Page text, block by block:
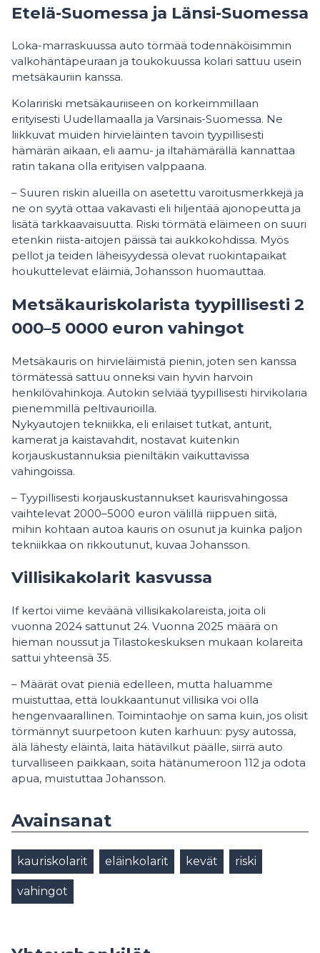
Etelä-Suomessa ja Länsi-Suomessa
Loka-marraskuussa auto törmää todennäköisimmin
valkohäntäpeuraan ja toukokuussa kolari sattuu usein
metsäkauriin kanssa.
Kolaririski metsäkauriiseen on korkeimmillaan
erityisesti Uudellamaalla ja Varsinais-Suomessa. Ne
liikkuvat muiden hirvieläinten tavoin tyypillisesti
hämärän aikaan, eli aamu- ja iltahämärällä kannattaa
ratin takana olla erityisen valppaana.
– Suuren riskin alueilla on asetettu varoitusmerkkejä ja
ne on syytä ottaa vakavasti eli hiljentää ajonopeutta ja
lisätä tarkkaavaisuutta. Riski törmätä eläimeen on suuri
etenkin riista-aitojen päissä tai aukkokohdissa. Myös
pellot ja teiden läheisyydessä olevat ruokintapaikat
houkuttelevat eläimiä, Johansson huomauttaa.
Metsäkauriskolarista tyypillisesti 2
000–5 0000 euron vahingot
Metsäkauris on hirvieläimistä pienin, joten sen kanssa
törmätessä sattuu onneksi vain hyvin harvoin
henkilövahinkoja. Autokin selviää tyypillisesti hirvikolaria
pienemmillä peltivaurioilla.
Nykyautojen tekniikka, eli erilaiset tutkat, anturit,
kamerat ja kaistavahdit, nostavat kuitenkin
korjauskustannuksia pieniltäkin vaikuttavissa
vahingoissa.
– Tyypillisesti korjauskustannukset kaurisvahingossa
vaihtelevat 2000–5000 euron välillä riippuen siitä,
mihin kohtaan autoa kauris on osunut ja kuinka paljon
tekniikkaa on rikkoutunut, kuvaa Johansson.
Villisikakolarit kasvussa
If kertoi viime keväänä villisikakolareista, joita oli
vuonna 2024 sattunut 24. Vuonna 2025 määrä on
hieman noussut ja Tilastokeskuksen mukaan kolareita
sattui yhteensä 35.
– Määrät ovat pieniä edelleen, mutta haluamme
muistuttaa, että loukkaantunut villisika voi olla
hengenvaarallinen. Toimintaohje on sama kuin, jos olisit
törmännyt suurpetoon kuten karhuun: pysy autossa,
älä lähesty eläintä, laita hätävilkut päälle, siirrä auto
turvalliseen paikkaan, soita hätänumeroon 112 ja odota
apua, muistuttaa Johansson.
Avainsanat
kauriskolarit eläinkolarit kevät riski
vahingot